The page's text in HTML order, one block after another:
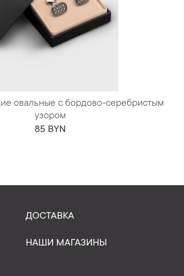
овальные с бордово-серебристым
узором
85 BYN
ДОСТАВКА
НАШИ МАГАЗИНЫ